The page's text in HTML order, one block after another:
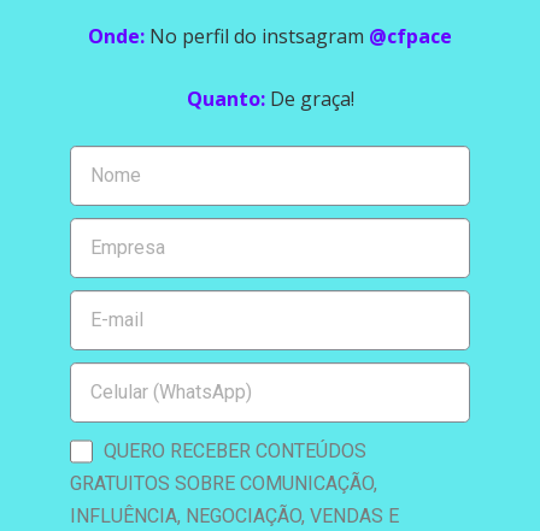
Onde: No perfil do instsagram @cfpace
Quanto:De graça!
QUERO RECEBER CONTEÚDOS
GRATUITOS SOBRE COMUNICAÇÃO,
INFLUÊNCIA, NEGOCIAÇÃO, VENDAS E